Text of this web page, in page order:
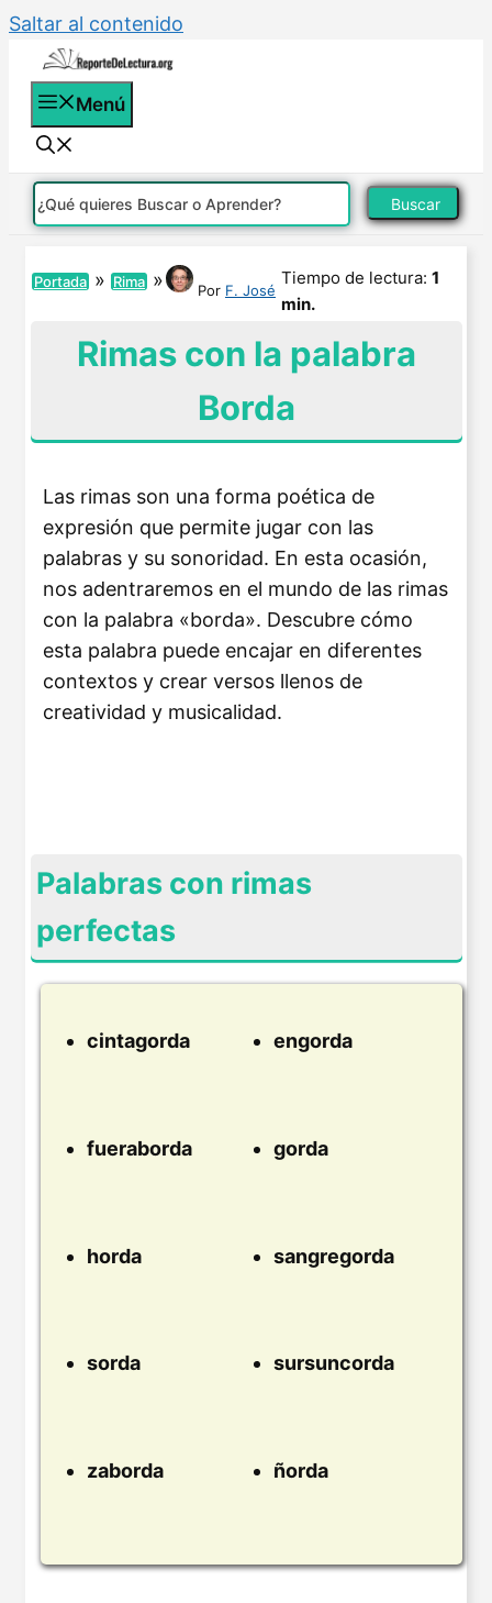
Saltar al contenido
Menú
Buscar
Portada » Rima » Por F. José
Tiempo de lectura: 1
min.
Rimas con la palabra
Borda
Las rimas son una forma poética de
expresión que permite jugar con las
palabras y su sonoridad. En esta ocasión,
nos adentraremos en el mundo de las rimas
con la palabra «borda». Descubre cómo
esta palabra puede encajar en diferentes
contextos y crear versos llenos de
creatividad y musicalidad.
Palabras con rimas
perfectas
cintagorda engorda
fueraborda gorda
horda sangregorda
sorda sursuncorda
zaborda ñorda